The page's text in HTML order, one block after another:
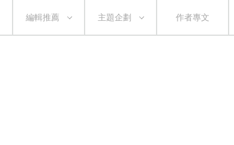
編輯推薦 主題企劃 作者專文